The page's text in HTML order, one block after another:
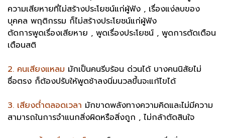
ความเสียหายที่ไม่สร้างประโยชน์แก่ผู้ฟัง , เรื่องแง่ลบของ
บุคคล พฤติกรรม ก็ไม่สร้างประโยชน์แก่ผู้ฟัง
ตัดการพูดเรื่องเสียหาย , พูดเรื่องประโยชน์ , พูดการตัดเตือน
เตือนสติ
2. คนเสียงแหลม มักเป็นคนรีบร้อน ด่วนได้ บางคนนิสัยไม่
ซื่อตรง ก็ต้องปรับให้พูดช้าลงนิ่มนวลขึ้นจะแก้ไขได้
3. เสียงต่ำตลอดเวลา มักขาดพลังทางความคิดและไม่มีความ
สามารถในการจำแนกสิ่งผิดหรือสิ่งถูก , ไม่กล้าตัดสินใจ